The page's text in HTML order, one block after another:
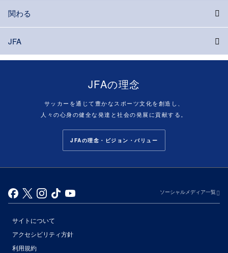
関わる
JFA
JFAの理念
サッカーを通じて豊かなスポーツ文化を創造し、
人々の心身の健全な発達と社会の発展に貢献する。
JFAの理念・ビジョン・バリュー
ソーシャルメディア一覧
サイトについて
アクセシビリティ方針
利用規約